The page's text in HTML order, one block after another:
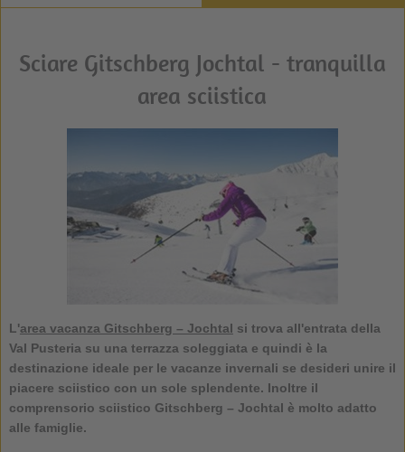
Sciare Gitschberg Jochtal - tranquilla
area sciistica
L'area vacanza Gitschberg – Jochtal si trova all'entrata della
Val Pusteria su una terrazza soleggiata e quindi è la
destinazione ideale per le vacanze invernali se desideri unire il
piacere sciistico con un sole splendente. Inoltre il
comprensorio sciistico Gitschberg – Jochtal è molto adatto
alle famiglie.